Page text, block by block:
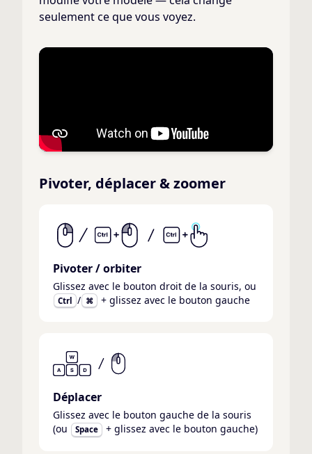
seulement ce que vous voyez.
Pivoter, déplacer & zoomer
Pivoter / orbiter
Glissez avec le bouton droit de la souris, ou
Ctrl / ⌘ + glissez avec le bouton gauche
Déplacer
Glissez avec le bouton gauche de la souris
(ou
Space + glissez avec le bouton gauche)